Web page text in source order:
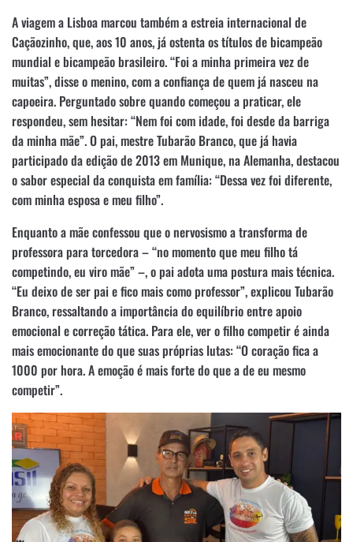
A viagem a Lisboa marcou também a estreia internacional de
Caçãozinho, que, aos 10 anos, já ostenta os títulos de bicampeão
mundial e bicampeão brasileiro. “Foi a minha primeira vez de
muitas”, disse o menino, com a confiança de quem já nasceu na
capoeira. Perguntado sobre quando começou a praticar, ele
respondeu, sem hesitar: “Nem foi com idade, foi desde da barriga
da minha mãe”. O pai, mestre Tubarão Branco, que já havia
participado da edição de 2013 em Munique, na Alemanha, destacou
o sabor especial da conquista em família: “Dessa vez foi diferente,
com minha esposa e meu filho”.
Enquanto a mãe confessou que o nervosismo a transforma de
professora para torcedora – “no momento que meu filho tá
competindo, eu viro mãe” –, o pai adota uma postura mais técnica.
“Eu deixo de ser pai e fico mais como professor”, explicou Tubarão
Branco, ressaltando a importância do equilíbrio entre apoio
emocional e correção tática. Para ele, ver o filho competir é ainda
mais emocionante do que suas próprias lutas: “O coração fica a
1000 por hora. A emoção é mais forte do que a de eu mesmo
competir”.